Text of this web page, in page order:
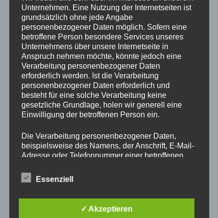
Drechslerei Spitzbart
In diesem zweitägigen Kurs zeig ich Euch die Basics des
drechseln in Längs und Querholz.
Ihr werdet den richtigen Umgang mit der Drehbank und mit
den verschiedenen Spannvorrichtungen lernen. Auch das
Verwenden der Drechseleisen und deren Schärfen werden
wir uns ansehen.
Da in diesem Kurs nur Platz für 2 Schüler ist, bitte schnell
Die Kurskosten belaufen sich auf nur€ 300.– inkl. Ust.
Kurszeiten sind an beiden Tagen von 8 Uhr bis 18 Uhr.
Maschinen und Werkzeug.
Unternehmen. Eine Nutzung der Internetseiten ist
grundsätzlich ohne jede Angabe
personenbezogener Daten möglich. Sofern eine
betroffene Person besondere Services unseres
Unternehmens über unsere Internetseite in
Anspruch nehmen möchte, könnte jedoch eine
Verarbeitung personenbezogener Daten
erforderlich werden. Ist die Verarbeitung
personenbezogener Daten erforderlich und
besteht für eine solche Verarbeitung keine
gesetzliche Grundlage, holen wir generell eine
Einwilligung der betroffenen Person ein.
Die Verarbeitung personenbezogener Daten,
beispielsweise des Namens, der Anschrift, E-Mail-
Adresse oder Telefonnummer einer betroffenen
Datenschutz-Grundverordnung und in
Übereinstimmung mit den für uns geltenden
Mittels dieser Datenschutzerklärung möchte unser
Unternehmen die Öffentlichkeit über Art, Umfang
Essenziell
✓ Akzeptieren